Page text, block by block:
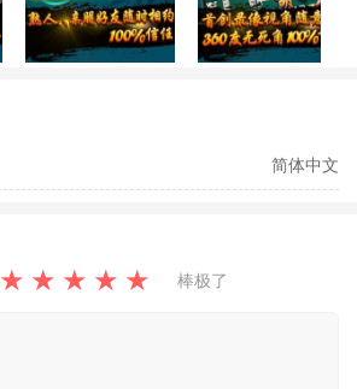
简体中文
★ ★ ★ ★ ★ 棒极了